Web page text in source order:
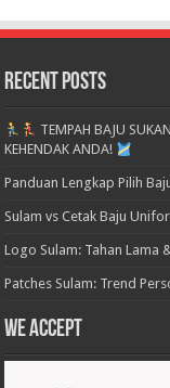
Recent Posts
TEMPAH BAJU
KEHENDAK ANDA!
Panduan Lengkap Pilih
Sulam vs Cetak Baju
Logo Sulam: Tahan Lama
Patches Sulam: Trend
We accept